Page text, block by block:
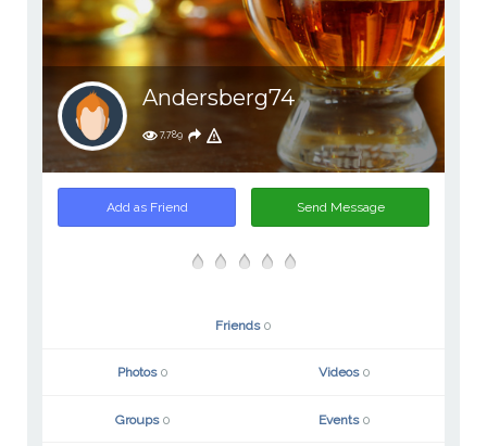
Andersberg74
7,789
Add as Friend Send Message
Friends 0
Photos 0 Videos 0
Groups 0 Events 0